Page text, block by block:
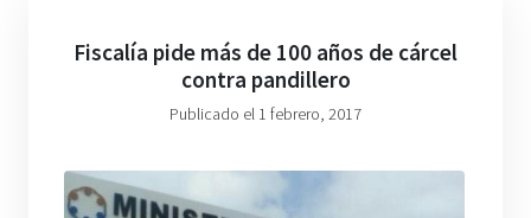
Fiscalía pide más de 100 años de cárcel
contra pandillero
Publicado el 1 febrero, 2017